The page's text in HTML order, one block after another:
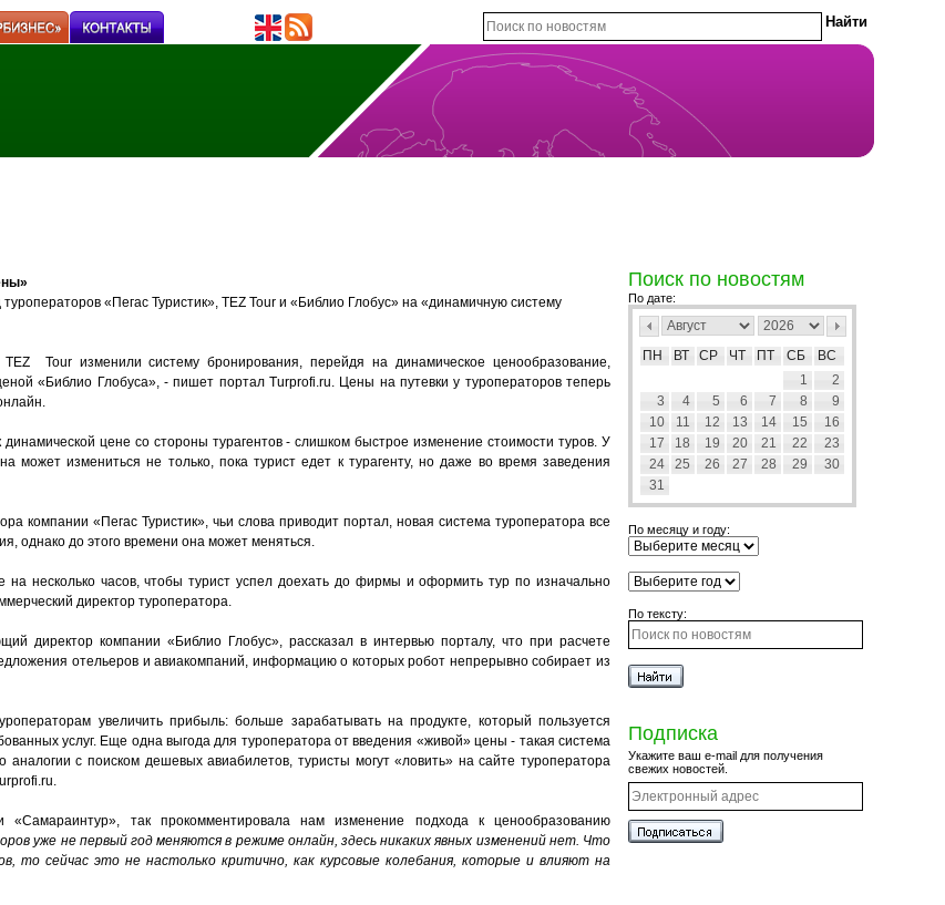
туроператоров «Пегас Туристик», TEZ Tour и «Библио Глобус» на «динамичную систему
TEZ Tour изменили cистему брoнирования, перейдя на динамичеcкое ценообразование,
«Библио Глобуса», - пишет портал Turprofi.ru. Цены на путевки у туроператоров теперь
динамической цене со стороны турагентов - слишком быстрое изменение стоимости туров. У
может измениться не только, пока турист едет к турагенту, но даже во время заведения
компании «Пегас Туристик», чьи слова приводит портал, новая система туроператора все
однако до этого времени она может меняться.
несколько часов, чтобы турист успел доехать до фирмы и оформить тур по изначально
директор туроператора.
директор компании «Библио Глобус», рассказал в интервью порталу, что при расчете
отельеров и авиакомпаний, информацию о которых робот непрерывно собирает из
увеличить прибыль: больше зарабатывать на продукте, который пользуется
услуг. Еще одна выгода для туроператора от введения «живой» цены - такая система
с поиском дешевых авиабилетов, туристы могут «ловить» на сайте туроператора
«Самараинтур», так прокомментировала нам изменение подхода к ценообразованию
уже не первый год меняются в режиме онлайн, здесь никаких явных изменений нет. Что
то сейчас это не настолько критично, как курсовые колебания, которые и влияют на
Поиск по новостям
По дате:
ПН ВТ СР ЧТ ПТ СБ
ВС
1
2
3
4 5 6 7 8
9
10
11 12 13 14 15
16
17
18 19 20 21 22
23
24
25 26 27 28 29
30
31
По месяцу и году:
По тексту:
Подписка
Укажите ваш e-mail для получения
свежих новостей.